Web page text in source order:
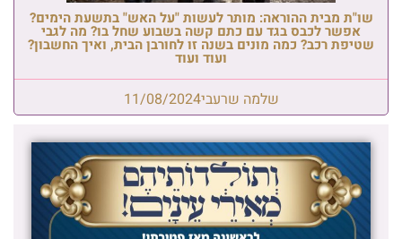
שו"ת מבית ההוראה: מותר לעשות "על האש" בתשעת הימים?
אפשר לכבס בגד עם כתם קשה בשבוע שחל בו? מה לגבי
שטיפת רכב? כמה מונים בשנה זו לחורבן הבית, ואיך החשבון?
ועוד ועוד
שלמה שרעבי11/08/2024